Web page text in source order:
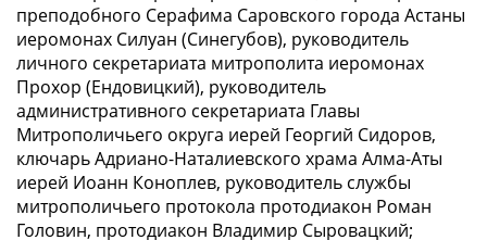
преподобного Серафима Саровского города Астаны
иеромонах Силуан (Синегубов), руководитель
личного секретариата митрополита иеромонах
Прохор (Ендовицкий), руководитель
административного секретариата Главы
Митрополичьего округа иерей Георгий Сидоров,
ключарь Адриано-Наталиевского храма Алма-Аты
иерей Иоанн Коноплев, руководитель службы
митрополичьего протокола протодиакон Роман
Головин, протодиакон Владимир Сыровацкий;